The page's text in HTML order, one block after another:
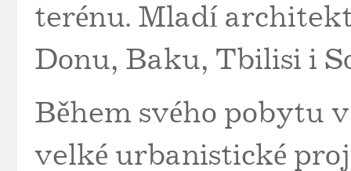
terénu. Mladí
Donu, Baku, Tbilisi i
Během svého pobytu
velké urbanistické